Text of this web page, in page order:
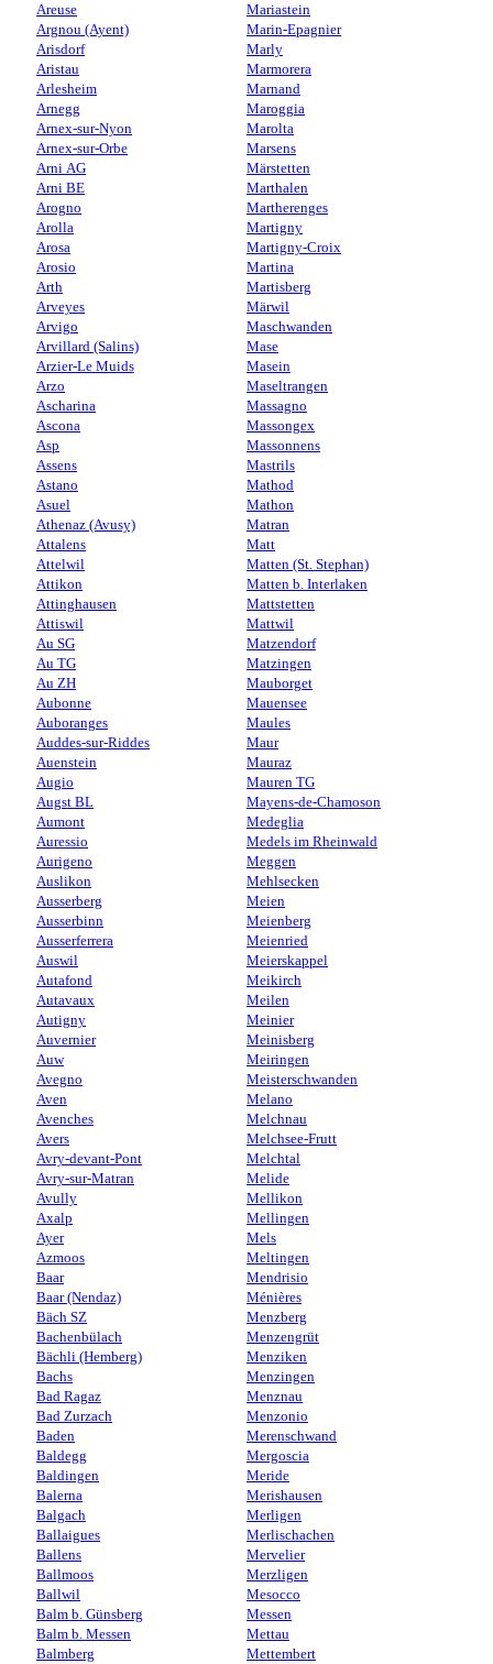
Areuse
Argnou (Ayent)
Arisdorf
Aristau
Arlesheim
Arnegg
Arnex-sur-Nyon
Arnex-sur-Orbe
Arni AG
Arni BE
Arogno
Arolla
Arosa
Arosio
Arth
Arveyes
Arvigo
Arvillard (Salins)
Arzier-Le Muids
Arzo
Ascharina
Ascona
Asp
Assens
Astano
Asuel
Athenaz (Avusy)
Attalens
Attelwil
Attikon
Attinghausen
Attiswil
Au SG
Au TG
Au ZH
Aubonne
Auboranges
Auddes-sur-Riddes
Auenstein
Augio
Augst BL
Aumont
Auressio
Aurigeno
Auslikon
Ausserberg
Ausserbinn
Ausserferrera
Auswil
Autafond
Autavaux
Autigny
Auvernier
Auw
Avegno
Aven
Avenches
Avers
Avry-devant-Pont
Avry-sur-Matran
Avully
Axalp
Ayer
Azmoos
Baar
Baar (Nendaz)
Bäch SZ
Bachenbülach
Bächli (Hemberg)
Bachs
Bad Ragaz
Bad Zurzach
Baden
Baldegg
Baldingen
Balerna
Balgach
Ballaigues
Ballens
Ballmoos
Ballwil
Balm b. Günsberg
Balm b. Messen
Balmberg
Mariastein
Marin-Epagnier
Marly
Marmorera
Marnand
Maroggia
Marolta
Marsens
Märstetten
Marthalen
Martherenges
Martigny
Martigny-Croix
Martina
Martisberg
Märwil
Maschwanden
Mase
Masein
Maseltrangen
Massagno
Massongex
Massonnens
Mastrils
Mathod
Mathon
Matran
Matt
Matten (St. Stephan)
Matten b. Interlaken
Mattstetten
Mattwil
Matzendorf
Matzingen
Mauborget
Mauensee
Maules
Maur
Mauraz
Mauren TG
Mayens-de-Chamoson
Medeglia
Medels im Rheinwald
Meggen
Mehlsecken
Meien
Meienberg
Meienried
Meierskappel
Meikirch
Meilen
Meinier
Meinisberg
Meiringen
Meisterschwanden
Melano
Melchnau
Melchsee-Frutt
Melchtal
Melide
Mellikon
Mellingen
Mels
Meltingen
Mendrisio
Ménières
Menzberg
Menzengrüt
Menziken
Menzingen
Menznau
Menzonio
Merenschwand
Mergoscia
Meride
Merishausen
Merligen
Merlischachen
Mervelier
Merzligen
Mesocco
Messen
Mettau
Mettembert